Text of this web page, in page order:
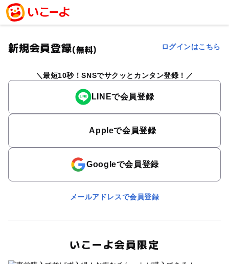
新規会員登録(無料) ログインはこちら
最短10秒！SNSでサクッとカンタン登録！
LINEで会員登録
Appleで会員登録
Googleで会員登録
メールアドレスで会員登録
いこーよ会員限定